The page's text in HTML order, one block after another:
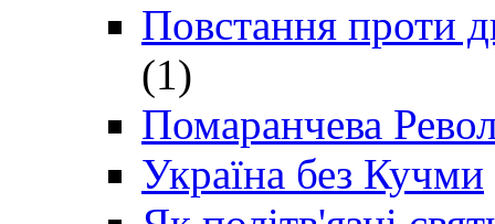
Повстання проти
(1)
Помаранчева
Україна без Кучми